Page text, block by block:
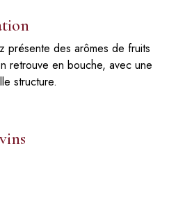
présente des arômes de fruits
retrouve en bouche, avec une
structure.